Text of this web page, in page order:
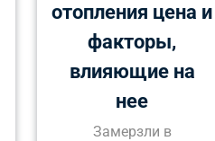
отопления цена и
факторы,
влияющие на
нее
Замерзли в